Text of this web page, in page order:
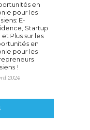
en
pour les
E-
Startup
et Plus sur les
en
pour les
!
2024